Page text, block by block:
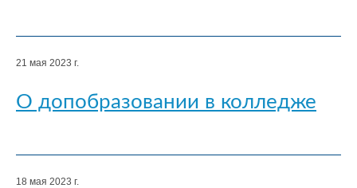
21 мая 2023 г.
О допобразовании в колледже
18 мая 2023 г.